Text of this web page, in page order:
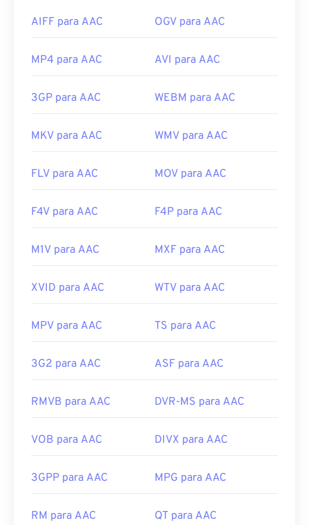
AIFF para AAC OGV para AAC
MP4 para AAC AVI para AAC
3GP para AAC WEBM para AAC
MKV para AAC WMV para AAC
FLV para AAC MOV para AAC
F4V para AAC F4P para AAC
M1V para AAC MXF para AAC
XVID para AAC WTV para AAC
MPV para AAC TS para AAC
3G2 para AAC ASF para AAC
RMVB para AAC DVR-MS para AAC
VOB para AAC DIVX para AAC
3GPP para AAC MPG para AAC
RM para AAC QT para AAC